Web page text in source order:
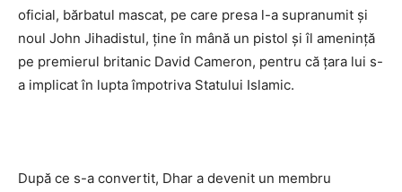
oficial, bărbatul mascat, pe care presa l-a supranumit şi
noul John Jihadistul, ține în mână un pistol şi îl ameninţă
pe premierul britanic David Cameron, pentru că ţara lui s-
a implicat în lupta împotriva Statului Islamic.
După ce s-a convertit, Dhar a devenit un membru